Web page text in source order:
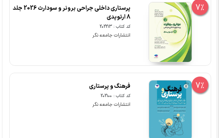
7%
پرستاری داخلی جراحی برونر و سودارث 2026 جلد
8 ارتوپدی
کد کتاب : 202213
انتشارات جامعه نگر
7% فرهنگ و پرستاری
کد کتاب : 202100
انتشارات جامعه نگر